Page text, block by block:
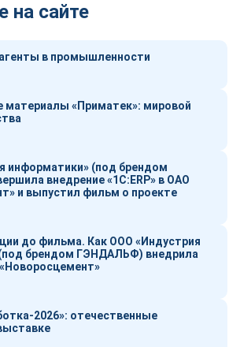
на сайте
в промышленности
материалы «Приматек»: мировой
информатики» (под брендом
внедрение «1С:ERP» в ОАО
и выпустил фильм о проекте
Как ООО «Индустрия
брендом ГЭНДАЛЬФ) внедрила
2026»: отечественные